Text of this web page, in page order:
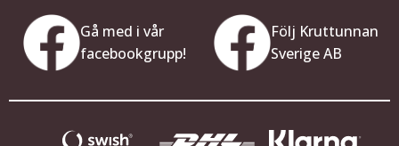
Gå med i vår
facebookgrupp!
Följ Kruttunnan
Sverige AB